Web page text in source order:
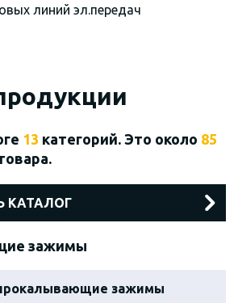
линий эл.передач
13 категорий. Это около 85
КАТАЛОГ
зажимы
зажимы